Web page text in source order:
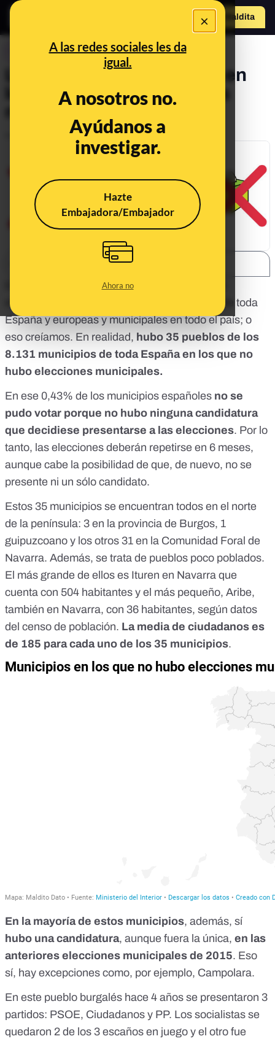
×
A las redes sociales les da
igual.
A nosotros no.
Ayúdanos a
investigar.
Hazte
Embajadora/Embajador
Ahora no
Hazte Maldito
CONTROL DEL PODER
Los 35 pueblos de España en
los que no hubo elecciones
municipales el 26M
May 28, 2019, 7:10:19 PM
El pasado domingo 26 de mayo se celebraron
elecciones autonómicas en 12 comunidades de toda
España y europeas y municipales en todo el país; o
eso creíamos. En realidad, hubo 35 pueblos de los
8.131 municipios de toda España en los que no
hubo elecciones municipales.
En ese 0,43% de los municipios españoles no se
pudo votar porque no hubo ninguna candidatura
que decidiese presentarse a las elecciones. Por lo
tanto, las elecciones deberán repetirse en 6 meses,
aunque cabe la posibilidad de que, de nuevo, no se
presente ni un sólo candidato.
Estos 35 municipios se encuentran todos en el norte
de la península: 3 en la provincia de Burgos, 1
guipuzcoano y los otros 31 en la Comunidad Foral de
Navarra. Además, se trata de pueblos poco poblados.
El más grande de ellos es Ituren en Navarra que
cuenta con 504 habitantes y el más pequeño, Aribe,
también en Navarra, con 36 habitantes, según datos
del censo de población. La media de ciudadanos es
de 185 para cada uno de los 35 municipios.
En la mayoría de estos municipios, además, sí
hubo una candidatura, aunque fuera la única, en las
anteriores elecciones municipales de 2015. Eso
sí, hay excepciones como, por ejemplo, Campolara.
En este pueblo burgalés hace 4 años se presentaron 3
partidos: PSOE, Ciudadanos y PP. Los socialistas se
quedaron 2 de los 3 escaños en juego y el otro fue